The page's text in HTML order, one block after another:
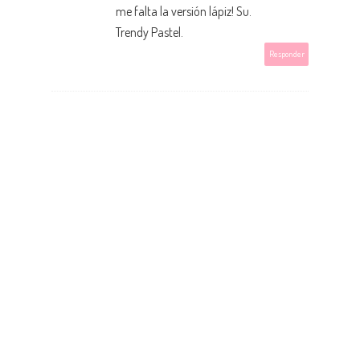
me falta la versión lápiz! Su.
Trendy Pastel.
Responder